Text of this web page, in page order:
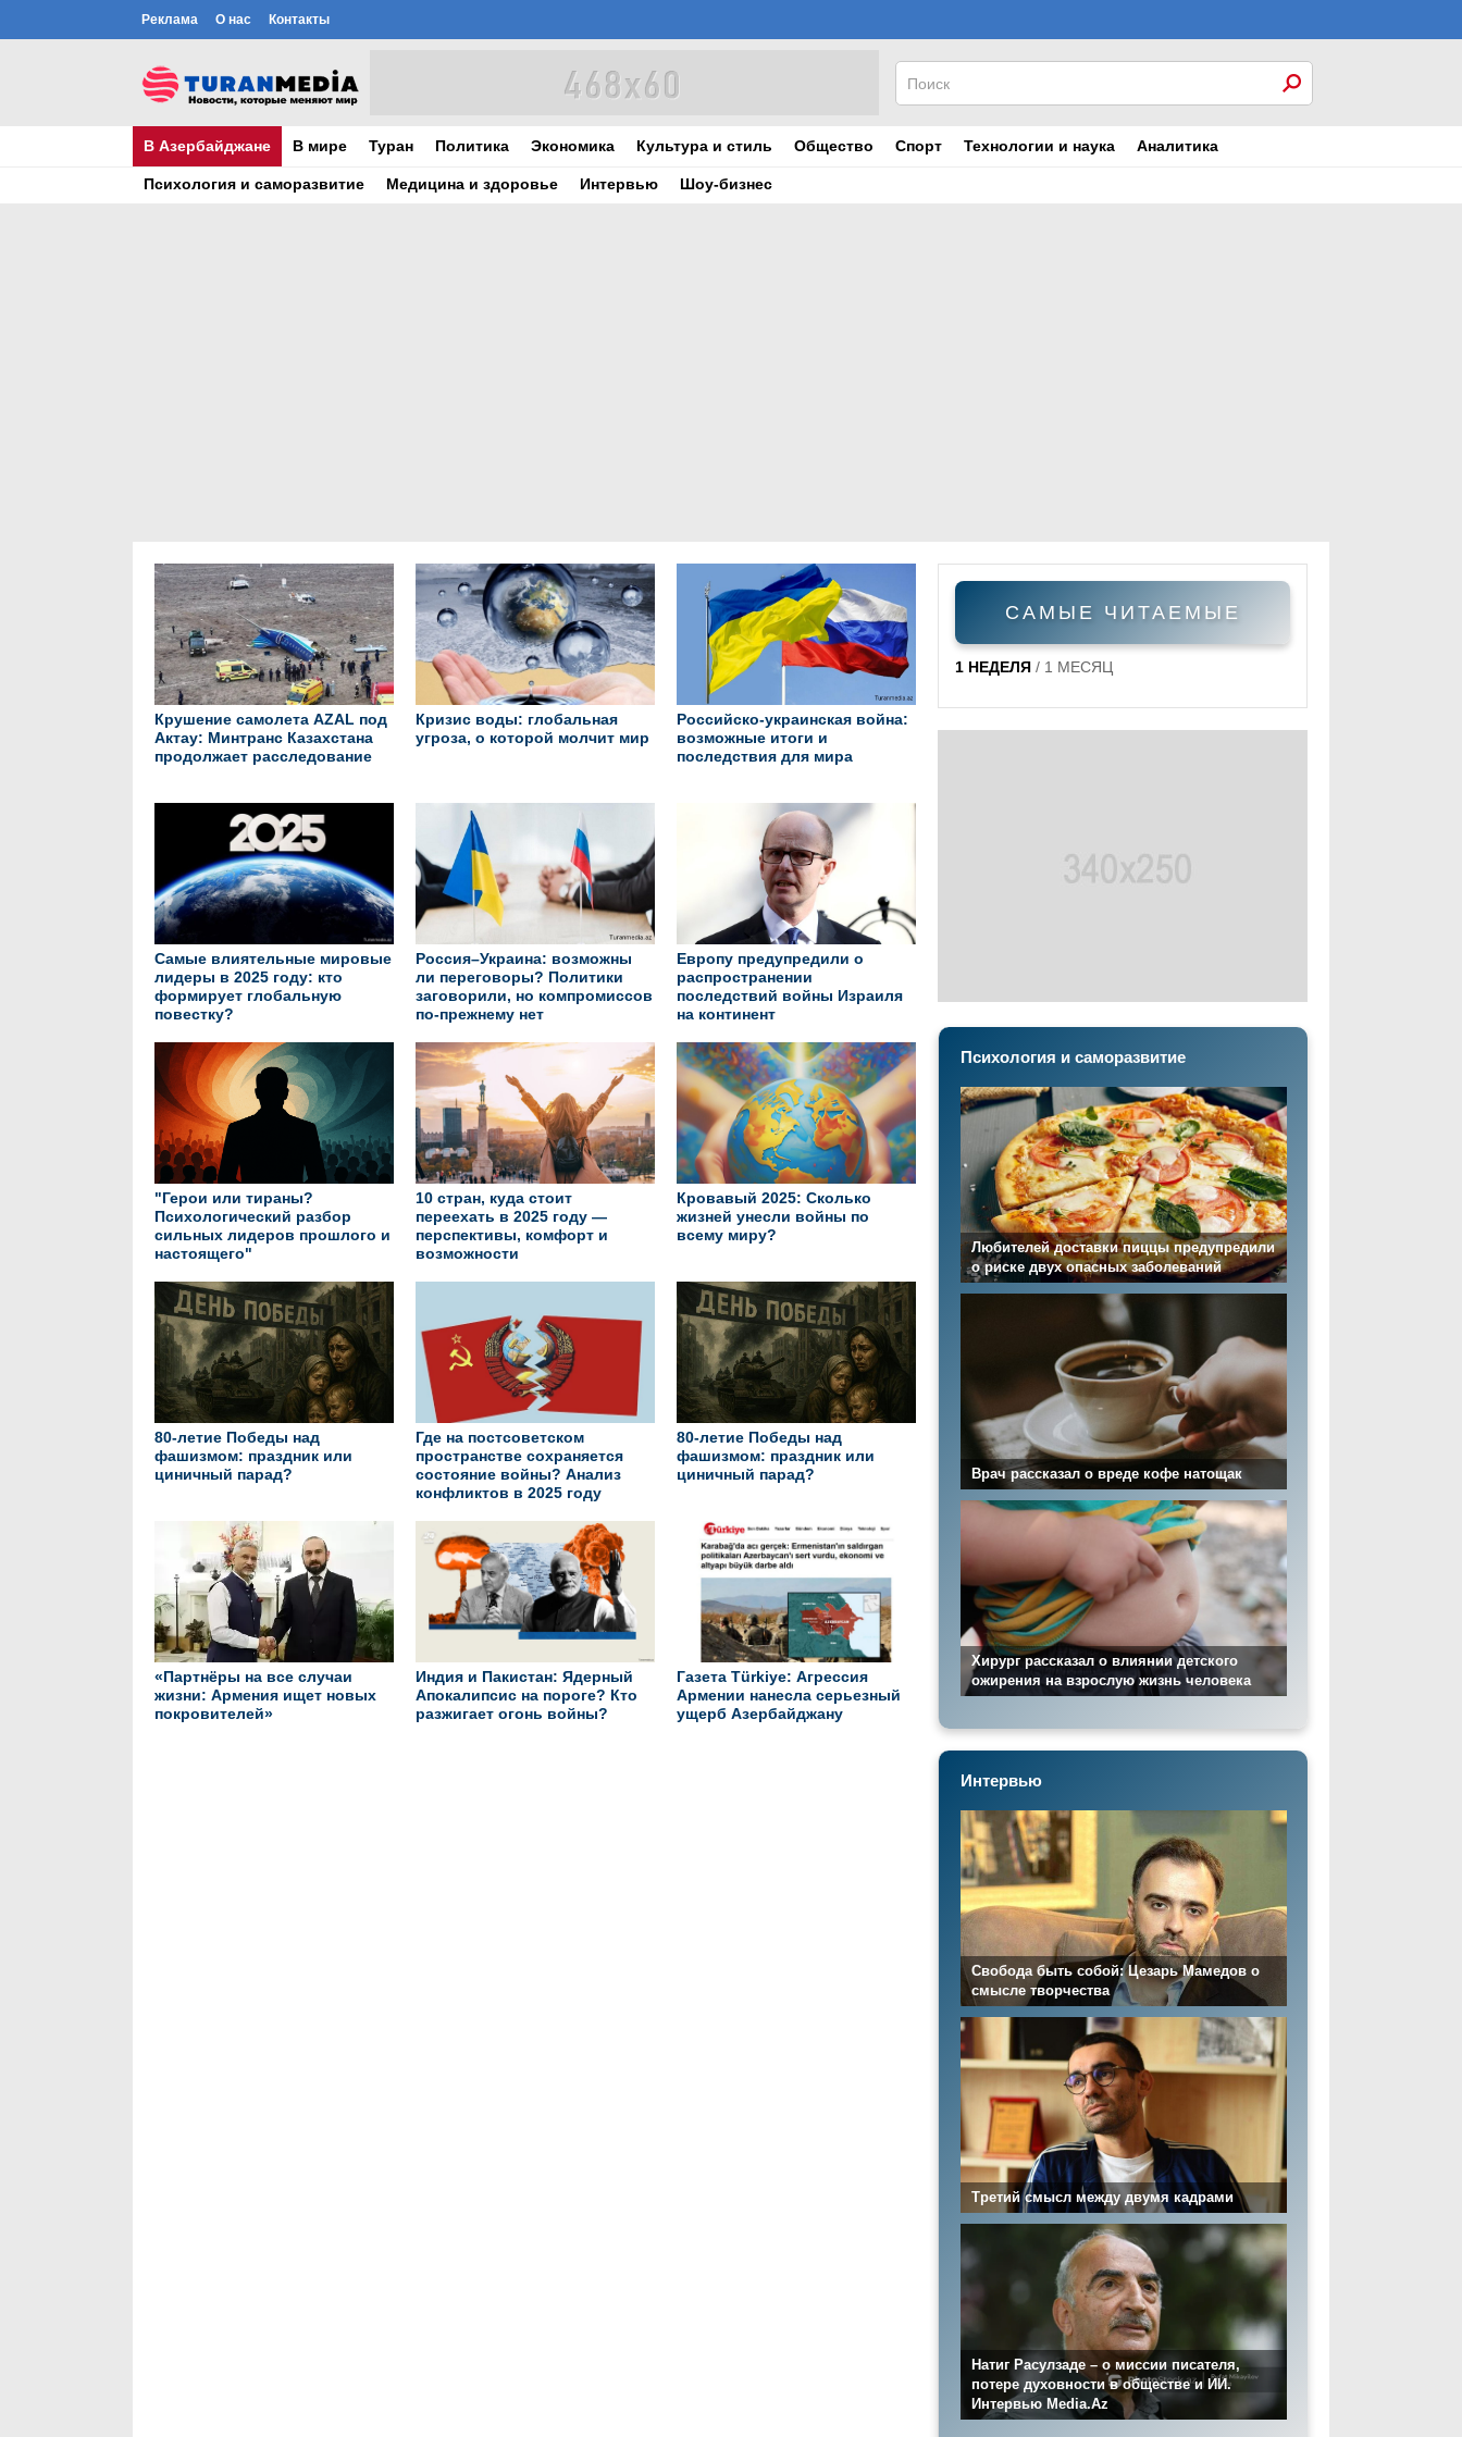
Реклама О нас Контакты
В Азербайджане В мире Туран Политика Экономика Культура и стиль Общество Спорт Технологии и наука Аналитика
Психология и саморазвитие Медицина и здоровье Интервью Шоу-бизнес
Крушение самолета AZAL под
Актау: Минтранс Казахстана
продолжает расследование
Кризис воды: глобальная
угроза, о которой молчит мир
Российско-украинская война:
возможные итоги и
последствия для мира
Самые влиятельные мировые
лидеры в 2025 году: кто
формирует глобальную
повестку?
Россия–Украина: возможны
ли переговоры? Политики
заговорили, но компромиссов
по-прежнему нет
Европу предупредили о
распространении
последствий войны Израиля
на континент
"Герои или тираны?
Психологический разбор
сильных лидеров прошлого и
настоящего"
10 стран, куда стоит
переехать в 2025 году —
перспективы, комфорт и
возможности
Кровавый 2025: Сколько
жизней унесли войны по
всему миру?
80-летие Победы над
фашизмом: праздник или
циничный парад?
Где на постсоветском
пространстве сохраняется
состояние войны? Анализ
конфликтов в 2025 году
80-летие Победы над
фашизмом: праздник или
циничный парад?
«Партнёры на все случаи
жизни: Армения ищет новых
покровителей»
Индия и Пакистан: Ядерный
Апокалипсис на пороге? Кто
разжигает огонь войны?
Газета Türkiye: Агрессия
Армении нанесла серьезный
ущерб Азербайджану
САМЫЕ ЧИТАЕМЫЕ
1 НЕДЕЛЯ / 1 МЕСЯЦ
Психология и саморазвитие
Любителей доставки пиццы предупредили
о риске двух опасных заболеваний
Врач рассказал о вреде кофе натощак
Хирург рассказал о влиянии детского
ожирения на взрослую жизнь человека
Интервью
Свобода быть собой: Цезарь Мамедов о
смысле творчества
Третий смысл между двумя кадрами
Натиг Расулзаде – о миссии писателя,
потере духовности в обществе и ИИ.
Интервью Media.Az